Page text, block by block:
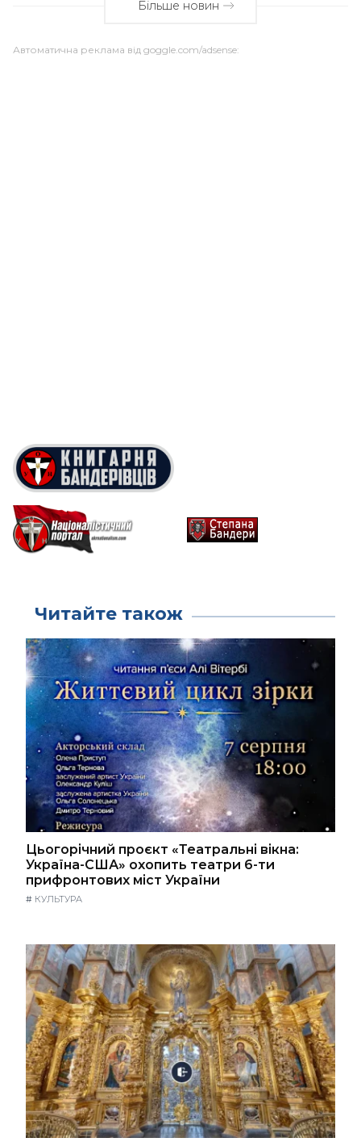
Більше новин
Автоматична реклама від goggle.com/adsense:
Читайте також
Цьогорічний проєкт «Театральні вікна:
Україна-США» охопить театри 6-ти
прифронтових міст України
# КУЛЬТУРА